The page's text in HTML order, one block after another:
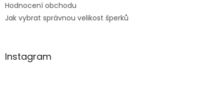
Hodnocení obchodu
Jak vybrat správnou velikost šperků
Instagram